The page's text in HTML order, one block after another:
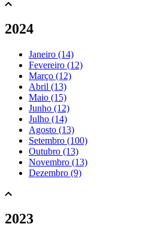
2024
Janeiro (14)
Fevereiro (12)
Março (12)
Abril (13)
Maio (15)
Junho (12)
Julho (14)
Agosto (13)
Setembro (100)
Outubro (13)
Novembro (13)
Dezembro (9)
2023